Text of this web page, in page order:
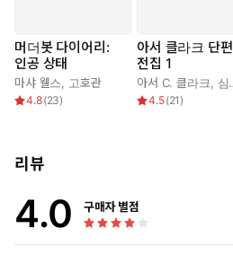
머더봇 다이어리:
인공 상태
마샤 웰스 고호관
4.8(23)
아서 클라크 단편
전집 1
아서 C. 클라크 심봉주
4.5(21 )
리뷰
4.0 구매자 별점